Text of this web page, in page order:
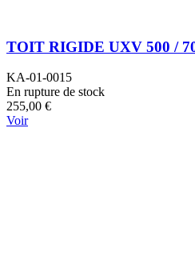
TOIT RIGIDE UXV 500 /
KA-01-0015
En rupture de stock
255,00 €
Voir